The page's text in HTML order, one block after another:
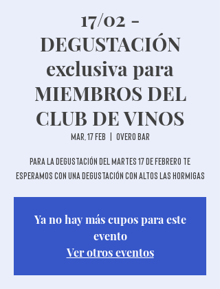
17/02 -
DEGUSTACIÓN
exclusiva para
MIEMBROS DEL
CLUB DE VINOS
mar, 17 feb Overo Bar
Para la degustación del martes 17 de febrero te
esperamos con una degustación con Altos Las Hormigas
Ya no hay más cupos para este
evento
Ver otros eventos